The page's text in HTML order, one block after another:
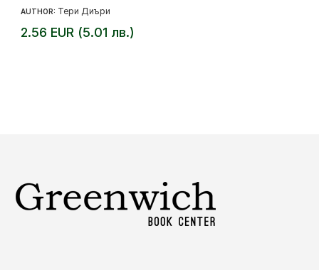
AUTHOR: Тери Диъри
2.56 EUR (5.01 лв.)